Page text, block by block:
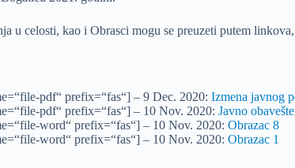
u celosti, kao i Obrasci mogu se preuzeti putem
pdf“ prefix=“fas“] – 9 Dec. 2020: Izmena javnog
pdf“ prefix=“fas“] – 10 Nov. 2020: Javno
word“ prefix=“fas“] – 10 Nov. 2020: Obrazac 8
word“ prefix=“fas“] – 10 Nov. 2020: Obrazac 1